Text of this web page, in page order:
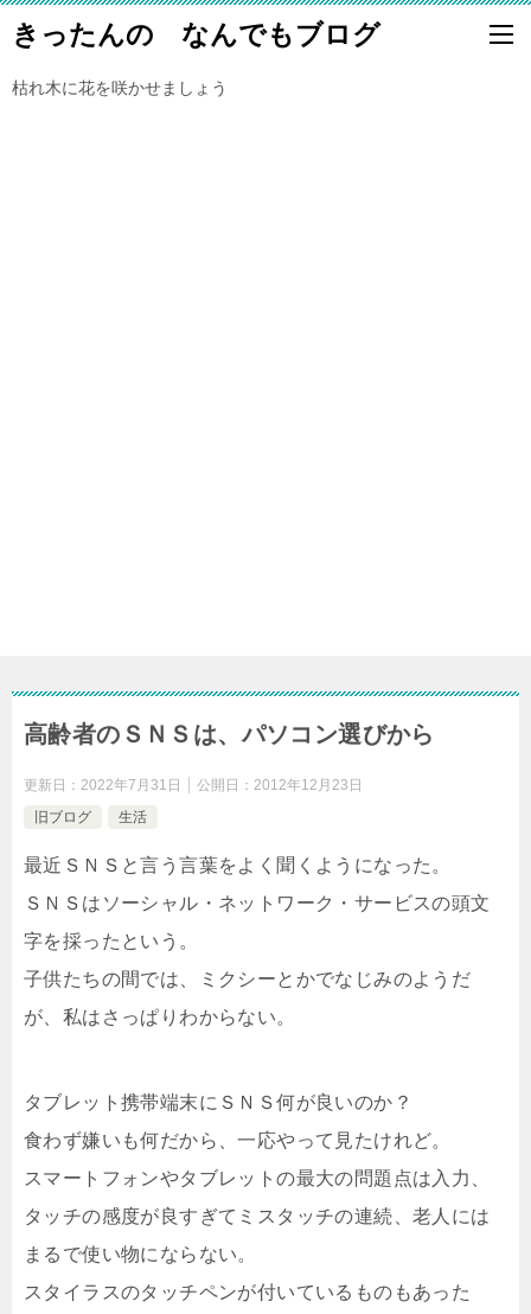
きったんの なんでもブログ
枯れ木に花を咲かせましょう
高齢者のＳＮＳは、パソコン選びから
更新日： 2022年7月31日 公開日： 2012年12月23日
旧ブログ
生活
最近ＳＮＳと言う言葉をよく聞くようになった。
ＳＮＳはソーシャル・ネットワーク・サービスの頭文
字を採ったという。
子供たちの間では、ミクシーとかでなじみのようだ
が、私はさっぱりわからない。
タブレット携帯端末にＳＮＳ何が良いのか？
食わず嫌いも何だから、一応やって見たけれど。
スマートフォンやタブレットの最大の問題点は入力、
タッチの感度が良すぎてミスタッチの連続、老人には
まるで使い物にならない。
スタイラスのタッチペンが付いているものもあった